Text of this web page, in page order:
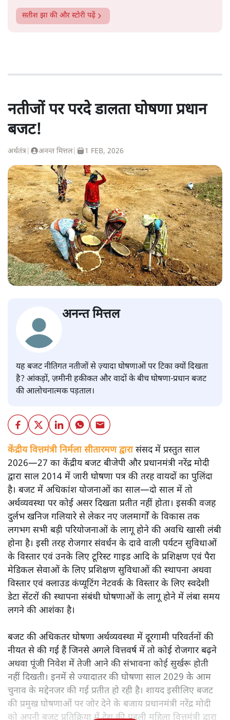
सतीश झा की और स्टोरी पढ़ें
नतीजों पर परदे डालता घोषणा प्रधान
बजट!
अर्थतंत्र अनन्त मित्तल| 1 FEB, 2026
अनन्त मित्तल
यह बजट नीतिगत नतीजों से ज़्यादा घोषणाओं पर टिका क्यों दिखता
है? आंकड़ों, ज़मीनी हकीकत और वादों के बीच घोषणा-प्रधान बजट
की आलोचनात्मक पड़ताल।
केंद्रीय वित्तमंत्री निर्मला सीतारमण द्वारासंसद में प्रस्तुत साल
2026—27 का केंद्रीय बजट बीजेपी और प्रधानमंत्री नरेंद्र मोदी
द्वारा साल 2014 में जारी घोषणा पत्र की तरह वायदों का पुलिंदा
है। बजट में अधिकांश योजनाओं का साल—दो साल में तो
अर्थव्यवस्था पर कोई असर दिखता प्रतीत नहीं होता। इसकी वजह
दुर्लभ खनिज गलियारे से लेकर नए जलमार्गों के विकास तक
लगभग सभी बड़ी परियोजनाओं के लागू होने की अवधि खासी लंबी
होना है। इसी तरह रोजगार संवर्धन के दावे वाली पर्यटन सुविधाओं
के विस्तार एवं उनके लिए टूरिस्ट गाइड आदि के प्रशिक्षण एवं पैरा
मेडिकल सेवाओं के लिए प्रशिक्षण सुविधाओं की स्थापना अथवा
विस्तार एवं क्लाउड कंप्यूटिंग नेटवर्क के विस्तार के लिए स्वदेशी
डेटा सेंटरों की स्थापना संबंधी घोषणाओं के लागू होने में लंबा समय
लगने की आशंका है।
बजट की अधिकतर घोषणा अर्थव्यवस्था में दूरगामी परिवर्तनों की
नीयत से की गई हैं जिनसे अगले वित्तवर्ष में तो कोई रोजगार बढ़ने
अथवा पूंजी निवेश में तेजी आने की संभावना कोई सुर्खरू होती
नहीं दिखती। इनमें से ज्यादातर की घोषणा साल 2029 के आम
चुनाव के मद्देनजर की गई प्रतीत हो रही है। शायद इसीलिए बजट
की प्रमुख घोषणाओं पर जोर देने के बजाय प्रधानमंत्री नरेंद्र मोदी